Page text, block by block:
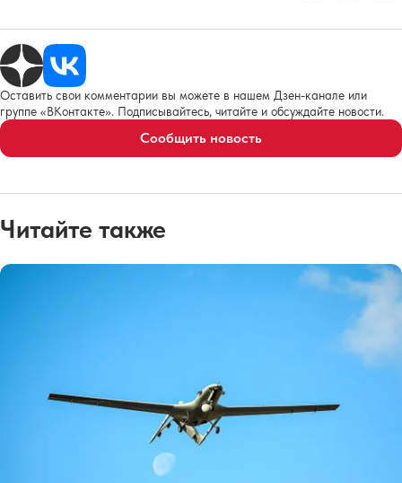
Оставить свои комментарии вы можете в нашем Дзен-канале или
группе «ВКонтакте». Подписывайтесь, читайте и обсуждайте новости.
Сообщить новость
Читайте также